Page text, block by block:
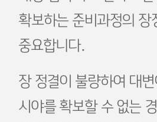
확보하는 준비과정의
중요합니다.
장 정결이 불량하여 대
시야를 확보할 수 없는